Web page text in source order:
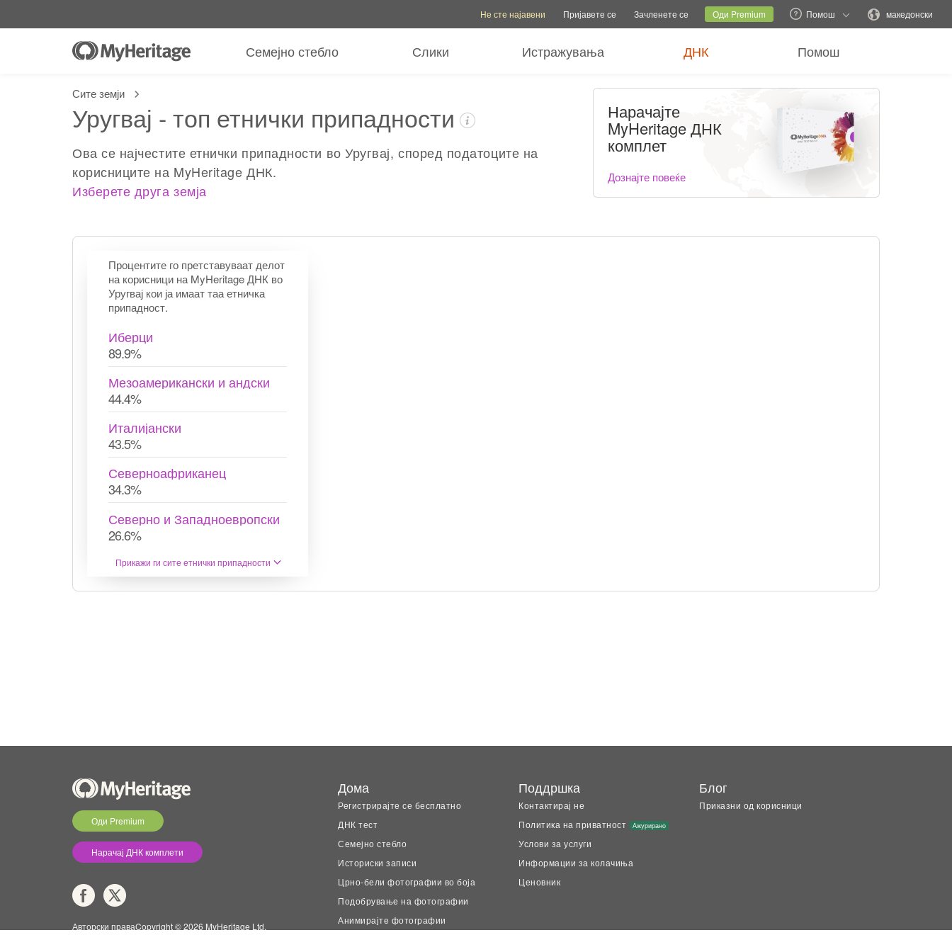
Промени семејна локацијаТековна локација Промени јазик
Не сте најавени Пријавете се Зачленете се Оди Premium Помош македонски
Семејно стебло Слики Истражувања ДНК Помош
Сите земји
Уругвај - топ етнички припадности
Ова се најчестите етнички припадности во Уругвај, според податоците на
корисниците на MyHeritage ДНК.
Изберете друга земја
Нарачајте
MyHeritage ДНК
комплет
Дознајте повеќе
Процентите го претставуваат делот
на корисници на MyHeritage ДНК во
Уругвај кои ја имаат таа етничка
припадност.
Иберци
89.9%
Мезоамерикански и андски
44.4%
Италијански
43.5%
Северноафриканец
34.3%
Северно и Западноевропски
26.6%
Прикажи ги сите етнички припадности
Оди Premium
Нарачај ДНК комплети
Авторски праваCopyright © 2026 MyHeritage Ltd.
Дома
Регистрирајте се бесплатно
ДНК тест
Семејно стебло
Историски записи
Црно-бели фотографии во боја
Подобрување на фотографии
Анимирајте фотографии
Поддршка
Контактирај не
Политика на приватност
Ажурирано
Услови за услуги
Информации за колачиња
Ценовник
Блог
Приказни од корисници